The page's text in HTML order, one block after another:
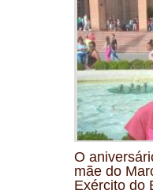
O
mãe do
Exército do